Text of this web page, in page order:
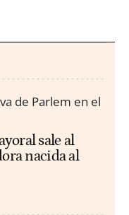
sale al
nacida al